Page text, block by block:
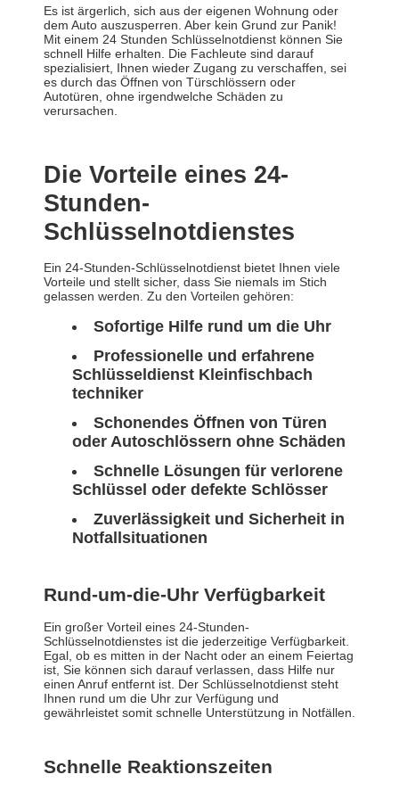
Es ist ärgerlich, sich aus der eigenen Wohnung oder
dem Auto auszusperren. Aber kein Grund zur Panik!
Mit einem 24 Stunden Schlüsselnotdienst können Sie
schnell Hilfe erhalten. Die Fachleute sind darauf
spezialisiert, Ihnen wieder Zugang zu verschaffen, sei
es durch das Öffnen von Türschlössern oder
Autotüren, ohne irgendwelche Schäden zu
verursachen.
Die Vorteile eines 24-
Stunden-
Schlüsselnotdienstes
Ein 24-Stunden-Schlüsselnotdienst bietet Ihnen viele
Vorteile und stellt sicher, dass Sie niemals im Stich
gelassen werden. Zu den Vorteilen gehören:
Sofortige Hilfe rund um die Uhr
Professionelle und erfahrene
Schlüsseldienst Kleinfischbach
techniker
Schonendes Öffnen von Türen
oder Autoschlössern ohne Schäden
Schnelle Lösungen für verlorene
Schlüssel oder defekte Schlösser
Zuverlässigkeit und Sicherheit in
Notfallsituationen
Rund-um-die-Uhr Verfügbarkeit
Ein großer Vorteil eines 24-Stunden-
Schlüsselnotdienstes ist die jederzeitige Verfügbarkeit.
Egal, ob es mitten in der Nacht oder an einem Feiertag
ist, Sie können sich darauf verlassen, dass Hilfe nur
einen Anruf entfernt ist. Der Schlüsselnotdienst steht
Ihnen rund um die Uhr zur Verfügung und
gewährleistet somit schnelle Unterstützung in Notfällen.
Schnelle Reaktionszeiten